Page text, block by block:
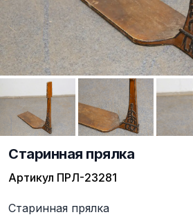
Старинная прялка
Артикул ПРЛ-23281
Описание
Старинная прялка